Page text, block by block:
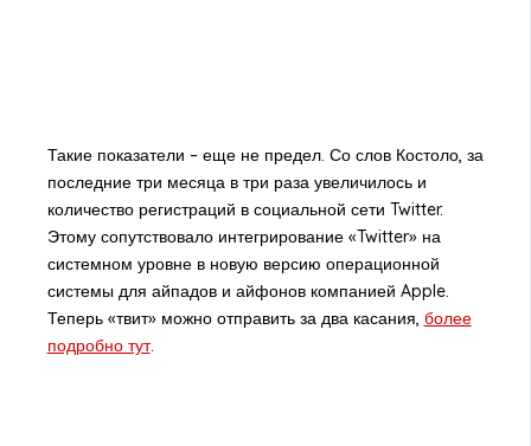
Такие показатели – еще не предел. Со слов Костоло, за
последние три месяца в три раза увеличилось и
количество регистраций в социальной сети Twitter.
Этому сопутствовало интегрирование «Twitter» на
системном уровне в новую версию операционной
системы для айпадов и айфонов компанией Apple.
Теперь «твит» можно отправить за два касания, более
подробно тут.